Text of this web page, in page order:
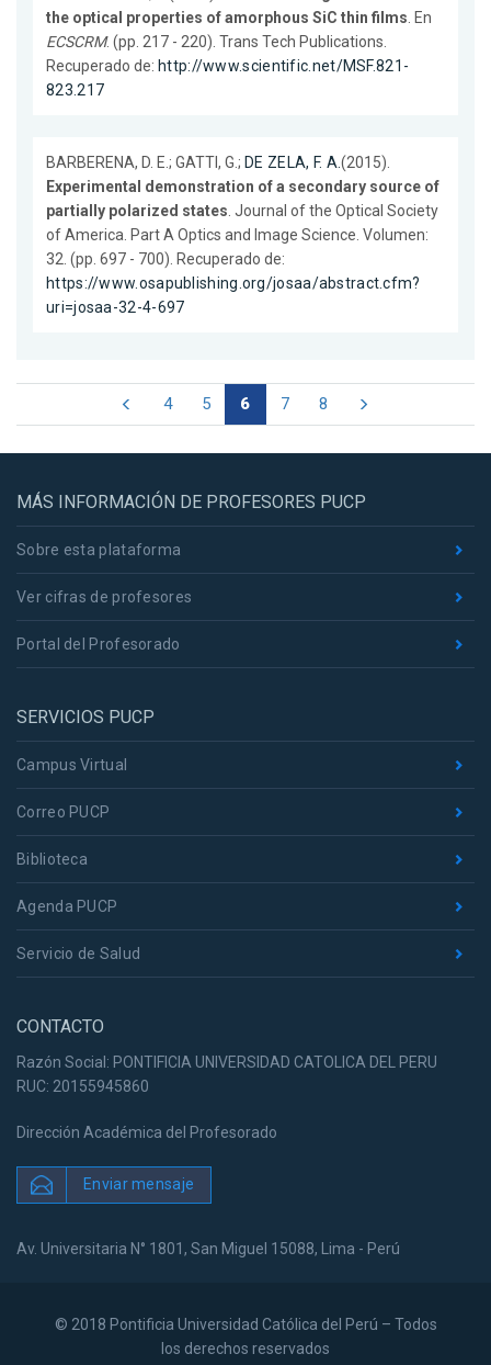
the optical properties of amorphous SiC thin films. En
ECSCRM. (pp. 217 - 220). Trans Tech Publications.
Recuperado de: http://www.scientific.net/MSF.821-
823.217
BARBERENA, D. E.; GATTI, G.; DE ZELA, F. A.(2015).
Experimental demonstration of a secondary source of
partially polarized states. Journal of the Optical Society
of America. Part A Optics and Image Science. Volumen:
32. (pp. 697 - 700). Recuperado de:
https://www.osapublishing.org/josaa/abstract.cfm?
uri=josaa-32-4-697
4 5 6 7 8
MÁS INFORMACIÓN DE PROFESORES PUCP
Sobre esta plataforma
Ver cifras de profesores
Portal del Profesorado
SERVICIOS PUCP
Campus Virtual
Correo PUCP
Biblioteca
Agenda PUCP
Servicio de Salud
CONTACTO
Razón Social: PONTIFICIA UNIVERSIDAD CATOLICA DEL PERU
RUC: 20155945860
Dirección Académica del Profesorado
Enviar mensaje
Av. Universitaria N° 1801, San Miguel 15088, Lima - Perú
© 2018 Pontificia Universidad Católica del Perú – Todos
los derechos reservados